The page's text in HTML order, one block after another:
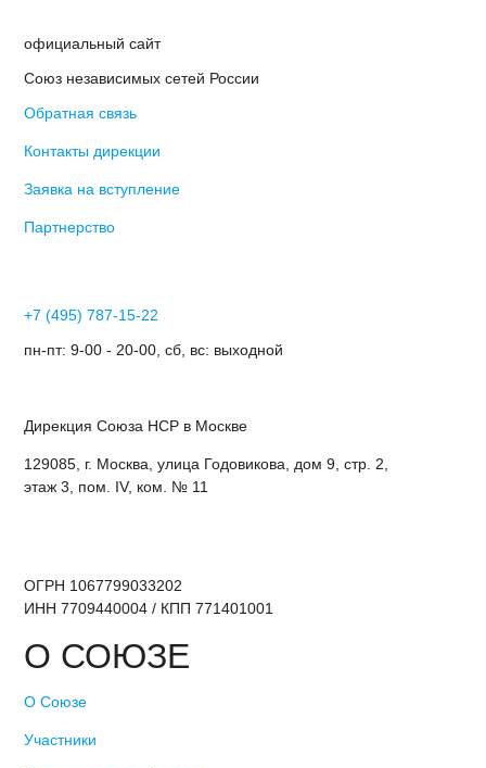
официальный сайт
Союз независимых сетей России
Обратная связь
Контакты дирекции
Заявка на вступление
Партнерство
+7 (495) 787-15-22
пн-пт: 9-00 - 20-00, сб, вс: выходной
Дирекция Cоюза НСР в Москве
129085, г. Москва, улица Годовикова, дом 9, стр. 2,
этаж 3, пом. IV, ком. № 11
ОГРН 1067799033202
ИНН 7709440004 / КПП 771401001
О СОЮЗЕ
О Союзе
Участники